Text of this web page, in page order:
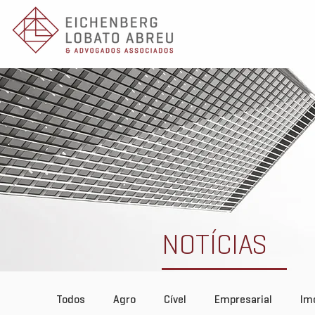
NOTÍCIAS
Todos Agro Cível Empresarial